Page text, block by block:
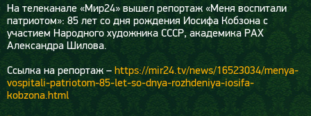
На телеканале «Мир24» вышел репортаж «Меня воспитали
патриотом»: 85 лет со дня рождения Иосифа Кобзона с
участием Народного художника СССР, академика РАХ
Александра Шилова.
Ссылка на репортаж – https://mir24.tv/news/16523034/menya-
vospitali-patriotom-85-let-so-dnya-rozhdeniya-iosifa-
kobzona.html